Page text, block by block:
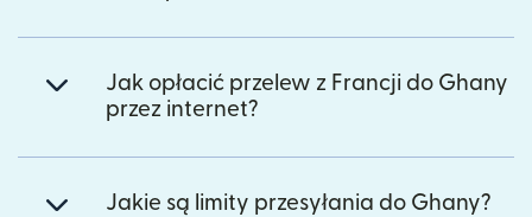
Jak opłacić przelew z Francji do Ghany
przez internet?
Jakie są limity przesyłania do Ghany?